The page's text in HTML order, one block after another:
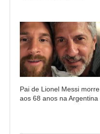
Pai de Lionel Messi morre
aos 68 anos na Argentina